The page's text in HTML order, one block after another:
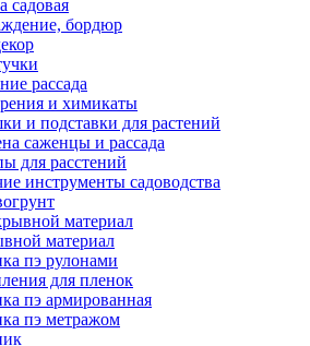
садовая
бордюр
рассада
и химикаты
и подставки для растений
саженцы и рассада
для расстений
инструменты садоводства
материал
материал
пэ рулонами
для пленок
пэ армированная
пэ метражом